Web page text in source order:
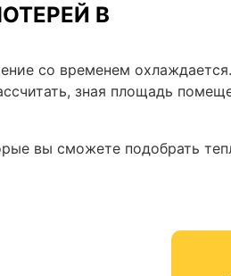
В
со временем охлаждается.
зная площадь
вы сможете подобрать